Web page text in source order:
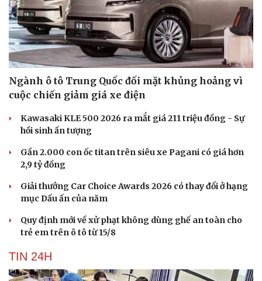
Du lịch
Tư vấn
Câu chuyện thời sự
Ngành ô tô Trung Quốc đối mặt khủng hoảng vì
cuộc chiến giảm giá xe điện
Kawasaki KLE 500 2026 ra mắt giá 211 triệu đồng - Sự
hồi sinh ấn tượng
Gần 2.000 con ốc titan trên siêu xe Pagani có giá hơn
2,9 tỷ đồng
Giải thưởng Car Choice Awards 2026 có thay đổi ở hạng
mục Dấu ấn của năm
Quy định mới về xử phạt không dùng ghế an toàn cho
trẻ em trên ô tô từ 15/8
TIN 24H